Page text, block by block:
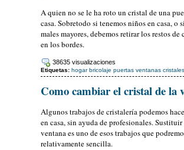
A quien no se le ha roto un cristal de una
casa. Sobretodo si tenemos niños en casa, o
males mayores, debemos retirar los restos
en los bordes.
38635 visualizaciones
Etiquetas: hogar bricolaje puertas ventanas cristales
Como cambiar el cristal de la
Algunos trabajos de cristalería podemos
en casa, sin ayuda de profesionales.
ventana es uno de esos trabajos que
relativamente sencilla.